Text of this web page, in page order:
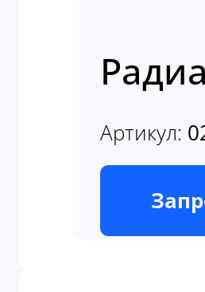
Артикул:
В наличии